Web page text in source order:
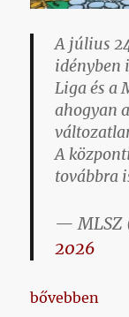
A július
idényben
Liga és a
ahogyan
A
továbbra
— MLSZ
2026
„Nahát,
bővebben